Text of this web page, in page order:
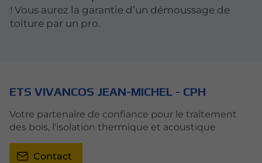
! Vous aurez la garantie d’un démoussage de
toiture par un pro.
ETS VIVANCOS JEAN-MICHEL - CPH
Votre partenaire de confiance pour le traitement
des bois, l'isolation thermique et acoustique
Contact